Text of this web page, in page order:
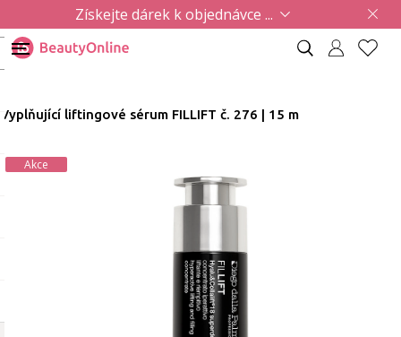
Získejte dárek k objednávce ...
Vyplňující liftingové sérum FILLIFT č. 276 | 15 m
Akce